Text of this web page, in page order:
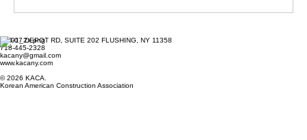
163-07 DEPOT RD, SUITE 202 FLUSHING, NY 11358
718-445-2328
kacany@gmail.com
www.kacany.com
© 2026 KACA.
Korean American Construction Association